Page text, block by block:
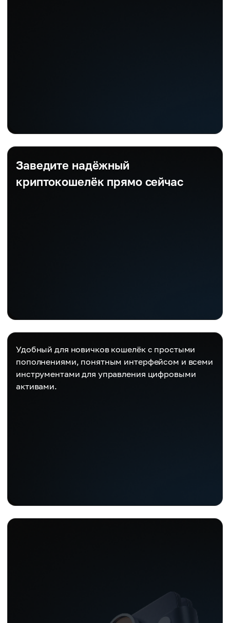
Заведите надёжный
криптокошелёк прямо сейчас
Удобный для новичков кошелёк с простыми
пополнениями, понятным интерфейсом и всеми
инструментами для управления цифровыми
активами.